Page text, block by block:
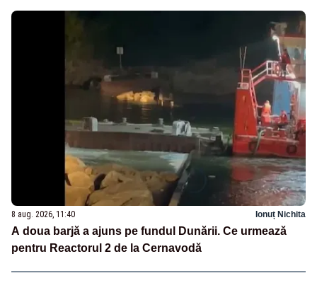
8 aug. 2026, 11:40 Ionuț Nichita
A doua barjă a ajuns pe fundul Dunării. Ce urmează
pentru Reactorul 2 de la Cernavodă